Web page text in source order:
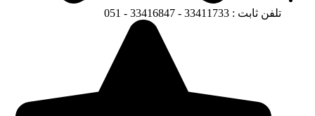
تلفن ثابت : 33411733 - 33416847 - 051